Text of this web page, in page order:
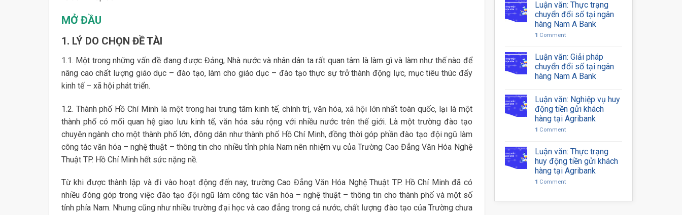
MỞ ĐẦU
1. LÝ DO CHỌN ĐỀ TÀI
1.1. Một trong những vấn đề đang được Đảng, Nhà nước và nhân dân ta rất quan tâm là làm gì và làm như thế nào để
nâng cao chất lượng giáo dục – đào tạo, làm cho giáo dục – đào tạo thực sự trở thành động lực, mục tiêu thúc đẩy
kinh tế – xã hội phát triển.
1.2. Thành phố Hồ Chí Minh là một trong hai trung tâm kinh tế, chính trị, văn hóa, xã hội lớn nhất toàn quốc, lại là một
thành phố có mối quan hệ giao lưu kinh tế, văn hóa sâu rộng với nhiều nước trên thế giới. Là một trường đào tạo
chuyên ngành cho một thành phố lớn, đông dân như thành phố Hồ Chí Minh, đồng thời góp phần đào tạo đội ngũ làm
công tác văn hóa – nghệ thuật – thông tin cho nhiều tỉnh phía Nam nên nhiệm vụ của Trường Cao Đẳng Văn Hóa Nghệ
Thuật TP. Hồ Chí Minh hết sức nặng nề.
Từ khi được thành lập và đi vào hoạt động đến nay, trường Cao Đẳng Văn Hóa Nghệ Thuật TP. Hồ Chí Minh đã có
nhiều đóng góp trong việc đào tạo đội ngũ làm công tác văn hóa – nghệ thuật – thông tin cho thành phố và một số
tỉnh phía Nam. Nhưng cũng như nhiều trường đại học và cao đẳng trong cả nước, chất lượng đào tạo của Trường chưa
Luận văn: Thực trạng
chuyển đổi số tại ngân
hàng Nam A Bank
1 Comment
Luận văn: Giải pháp
chuyển đổi số tại ngân
hàng Nam A Bank
Luận văn: Nghiệp vụ huy
động tiền gửi khách
hàng tại Agribank
1 Comment
Luận văn: Thực trạng
huy động tiền gửi khách
hàng tại Agribank
1 Comment